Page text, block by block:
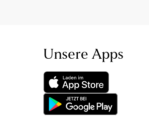
Unsere Apps